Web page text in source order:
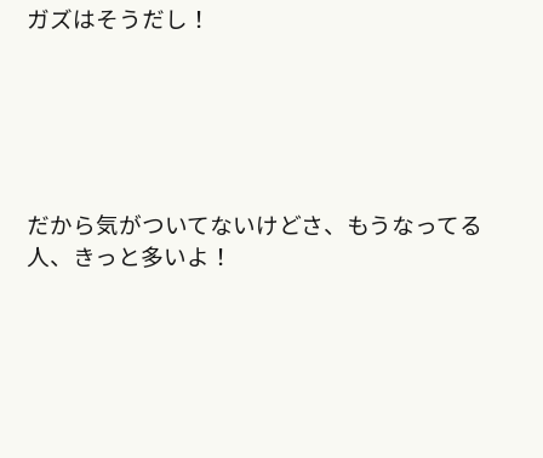
ガズはそうだし！
だから気がついてないけどさ、もうなってる
人、きっと多いよ！